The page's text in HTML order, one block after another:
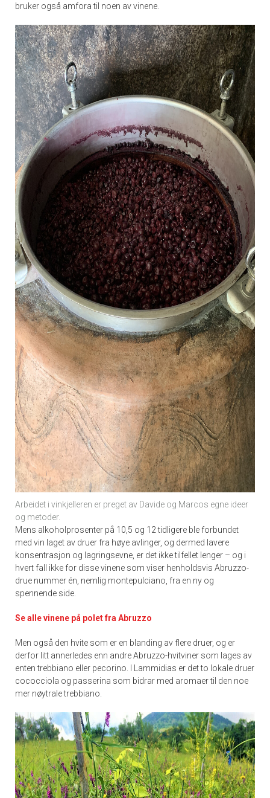
bruker også amfora til noen av vinene.
Arbeidet i vinkjelleren er preget av Davide og Marcos egne ideer
og metoder.
Mens alkoholprosenter på 10,5 og 12 tidligere ble forbundet
med vin laget av druer fra høye avlinger, og dermed lavere
konsentrasjon og lagringsevne, er det ikke tilfellet lenger – og i
hvert fall ikke for disse vinene som viser henholdsvis Abruzzo-
drue nummer én, nemlig montepulciano, fra en ny og
spennende side.
Se alle vinene på polet fra Abruzzo
Men også den hvite som er en blanding av flere druer, og er
derfor litt annerledes enn andre Abruzzo-hvitviner som lages av
enten trebbiano eller pecorino. I Lammidias er det to lokale druer
cococciola og passerina som bidrar med aromaer til den noe
mer nøytrale trebbiano.